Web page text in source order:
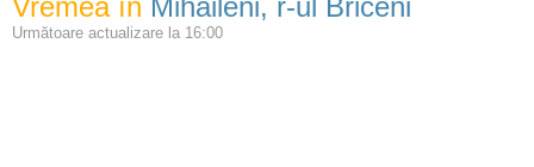
Vremea în Mihăileni, r-ul Briceni
Următoare actualizare la 16:00